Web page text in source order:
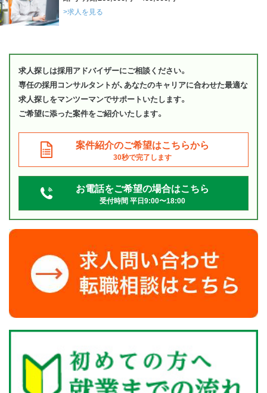
>求人を見る
求人探しは採用アドバイザーにご相談ください。
専任の採用コンサルタントが、あなたのキャリアに合わせた最適な
求人探しをマンツーマンでサポートいたします。
ご希望に添った案件をご紹介いたします。
案件紹介のご希望はこちらから
30秒で完了します
お電話をご希望の場合はこちら
受付時間 平日9:00〜18:00